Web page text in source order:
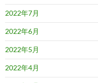
2022年7月
2022年6月
2022年5月
2022年4月